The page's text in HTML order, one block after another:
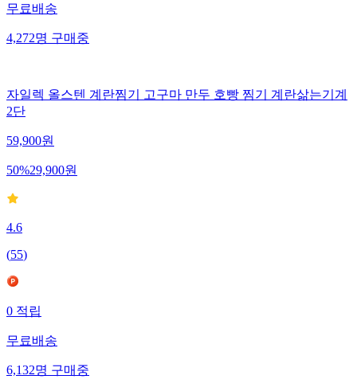
무료배송
4,272명 구매중
자일렉 올스텐 계란찜기 고구마 만두 호빵 찜기 계란삶는기계
2단
59,900원
50%29,900원
4.6
(55)
0 적립
무료배송
6,132명 구매중